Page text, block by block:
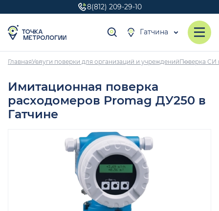
8(812) 209-29-10
Гатчина
ГлавнаяУслуги поверки для организаций и учрежденийПоверка СИ
Имитационная поверка
расходомеров Promag ДУ250 в
Гатчине